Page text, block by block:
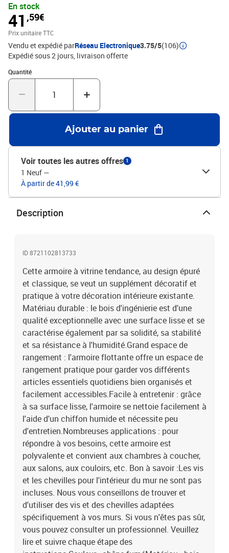
caractérise également par sa solidité, sa stabilité et sa résistance
à l'humidité.Grand espace de rangement : l'armoire flottante offre
un espace de rangement pratique pour garder vos différents
articles essentiels quotidiens bien organisés et facilement
accessibles.Facile à entretenir : grâce à sa surface lisse, l'armoire
se nettoie facilement à l'aide d'un chiffon humide et nécessite peu
d'entretien.Nombreuses applications : pour répondre à vos
besoins, cette armoire est polyvalente et convient aux chambres à
coucher, aux salons, aux couloirs, etc. Bon à savoir :Les vis et les
conseillons de trouver et d'utiliser des vis et des chevilles adaptées
spécifiquement à vos murs. Si vous n'êtes pas sûr, vous pouvez
consulter un professionnel. Veuillez lire et suivre chaque étape des
instructions.Couleur : chêne fuméMatériau : bois
d'ingénierieDimensions : 100 x 8,5 x 50 cm (l x P x H)Espace de
rangement : 10 étagèresCapacité de charge maximale (totale) : 60
kgCapacité de charge maximale (chaque couche) : 5
kgAssemblage requis : oui
En stock
41 ,59€
Prix unitaire TTC
Vendu et expédié parRéseau Electronique3.75/5(106)
Expédié sous 2 jours livraison offerte
Quantité
Quantité : 1
Ajouter au panier
Voir toutes les autres offres 1
1 Neuf —
À partir de 41,99 €
Description
ID 8721102813733
Cette armoire à vitrine tendance, au design épuré
et classique, se veut un supplément décoratif et
pratique à votre décoration intérieure existante.
Matériau durable : le bois d'ingénierie est d'une
qualité exceptionnelle avec une surface lisse et se
caractérise également par sa solidité, sa stabilité
et sa résistance à l'humidité.Grand espace de
rangement : l'armoire flottante offre un espace de
rangement pratique pour garder vos différents
articles essentiels quotidiens bien organisés et
facilement accessibles.Facile à entretenir : grâce
à sa surface lisse, l'armoire se nettoie facilement à
l'aide d'un chiffon humide et nécessite peu
d'entretien.Nombreuses applications : pour
répondre à vos besoins, cette armoire est
polyvalente et convient aux chambres à coucher,
aux salons, aux couloirs, etc. Bon à savoir :Les vis
et les chevilles pour l'intérieur du mur ne sont pas
incluses. Nous vous conseillons de trouver et
d'utiliser des vis et des chevilles adaptées
spécifiquement à vos murs. Si vous n'êtes pas sûr,
vous pouvez consulter un professionnel. Veuillez
lire et suivre chaque étape des